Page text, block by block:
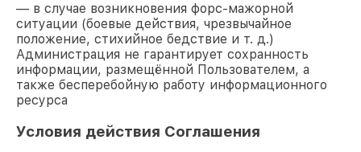
— в случае возникновения форс-мажорной
ситуации (боевые действия, чрезвычайное
положение, стихийное бедствие и т. д.)
Администрация не гарантирует сохранность
информации, размещённой Пользователем, а
также бесперебойную работу информационного
ресурса
Условия действия Соглашения